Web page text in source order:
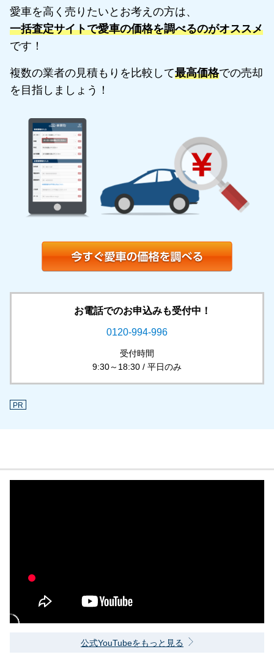
愛車を高く売りたいとお考えの方は、
一括査定サイトで愛車の価格を調べるのがオススメ
です！
複数の業者の見積もりを比較して最高価格での売却
を目指しましょう！
お電話でのお申込みも受付中！
0120-994-996
受付時間
9:30～18:30 / 平日のみ
PR
公式YouTubeをもっと見る